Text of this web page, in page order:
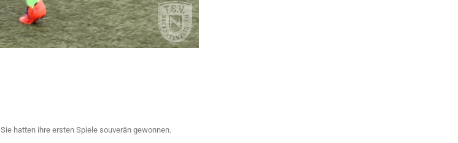
hatten ihre ersten Spiele souverän gewonnen.